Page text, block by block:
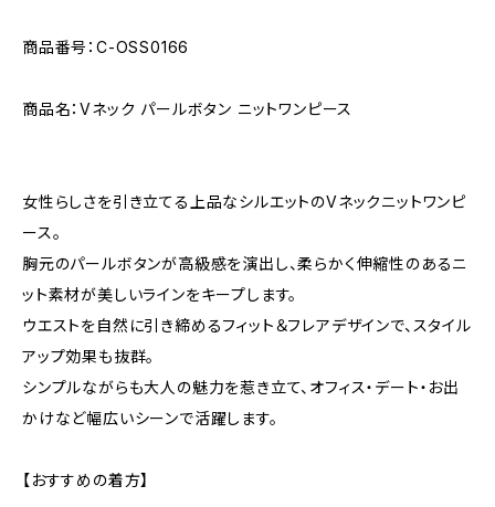
商品番号：C-OSS0166
商品名：Vネック パールボタン ニットワンピース
女性らしさを引き立てる上品なシルエットのVネックニットワンピ
ース。
胸元のパールボタンが高級感を演出し、柔らかく伸縮性のあるニ
ット素材が美しいラインをキープします。
ウエストを自然に引き締めるフィット＆フレアデザインで、スタイル
アップ効果も抜群。
シンプルながらも大人の魅力を惹き立て、オフィス・デート・お出
かけなど幅広いシーンで活躍します。
【おすすめの着方】